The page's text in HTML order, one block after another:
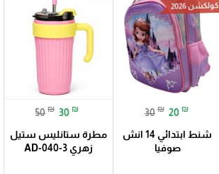
كولكشن 2026
30 ₪ 20 ₪
شنط ابتدائي 14 انش
صوفيا
50 ₪ 30 ₪
مطرة ستانليس ستيل
زهري AD-040-3